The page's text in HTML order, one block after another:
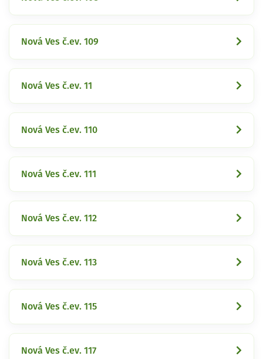
Nová Ves č.ev. 109
Nová Ves č.ev. 11
Nová Ves č.ev. 110
Nová Ves č.ev. 111
Nová Ves č.ev. 112
Nová Ves č.ev. 113
Nová Ves č.ev. 115
Nová Ves č.ev. 117